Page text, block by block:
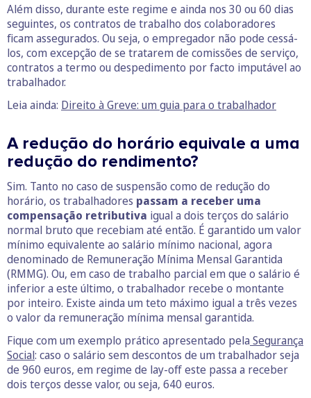
Além disso, durante este regime e ainda nos 30 ou 60 dias
seguintes, os contratos de trabalho dos colaboradores
ficam assegurados. Ou seja, o empregador não pode cessá-
los, com excepção de se tratarem de comissões de serviço,
contratos a termo ou despedimento por facto imputável ao
trabalhador.
Leia ainda: Direito à Greve: um guia para o trabalhador
A redução do horário equivale a uma
redução do rendimento?
Sim. Tanto no caso de suspensão como de redução do
horário, os trabalhadores passam a receber uma
compensação retributiva igual a dois terços do salário
normal bruto que recebiam até então. É garantido um valor
mínimo equivalente ao salário mínimo nacional, agora
denominado de Remuneração Mínima Mensal Garantida
(RMMG). Ou, em caso de trabalho parcial em que o salário é
inferior a este último, o trabalhador recebe o montante
por inteiro. Existe ainda um teto máximo igual a três vezes
o valor da remuneração mínima mensal garantida.
Fique com um exemplo prático apresentado pela Segurança
Social: caso o salário sem descontos de um trabalhador seja
de 960 euros, em regime de lay-off este passa a receber
dois terços desse valor, ou seja, 640 euros.